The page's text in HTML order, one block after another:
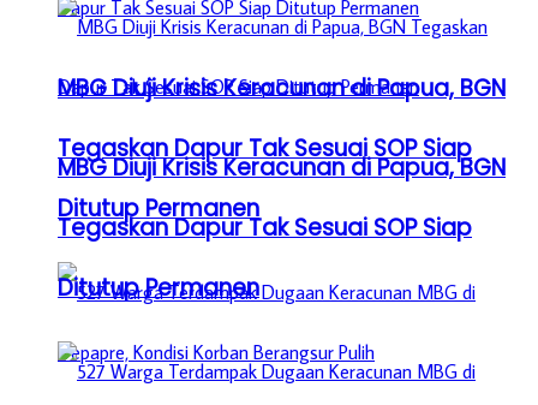
MBG Diuji Krisis Keracunan di Papua, BGN
Tegaskan Dapur Tak Sesuai SOP Siap
Ditutup Permanen
MBG Diuji Krisis Keracunan di Papua, BGN
Tegaskan Dapur Tak Sesuai SOP Siap
Ditutup Permanen